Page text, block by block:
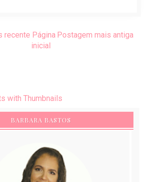
recente Postagem mais antiga
Página
inicial
BARBARA BASTOS